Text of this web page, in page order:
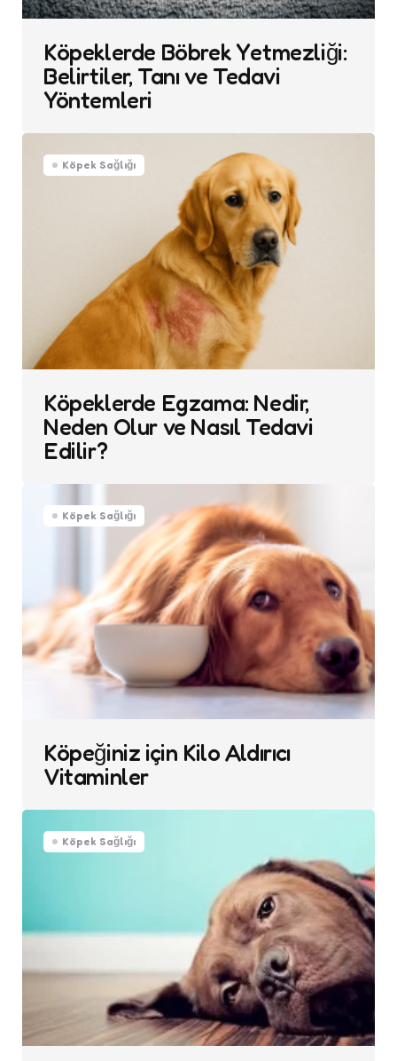
Köpeklerde Böbrek Yetmezliği:
Belirtiler, Tanı ve Tedavi
Yöntemleri
Köpek Sağlığı
Köpeklerde Egzama: Nedir,
Neden Olur ve Nasıl Tedavi
Edilir?
Köpek Sağlığı
Köpeğiniz için Kilo Aldırıcı
Vitaminler
Köpek Sağlığı